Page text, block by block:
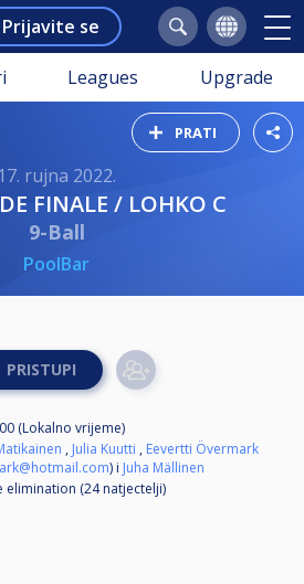
Prijavite se
Leagues Upgrade
PRATI
17. rujna 2022.
FINALE / LOHKO C
9-Ball
PoolBar
(Lokalno vrijeme)
, Julia Kuutti , Eevertti Övermark
) i Juha Mällinen
elimination (24natjectelji)